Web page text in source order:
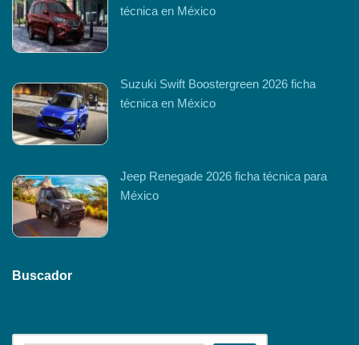
técnica en México
Suzuki Swift Boostergreen 2026 ficha
técnica en México
Jeep Renegade 2026 ficha técnica para
México
Buscador